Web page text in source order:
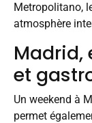
Metropolitano,
atmosphère
Madrid,
et
Un weekend à
permet